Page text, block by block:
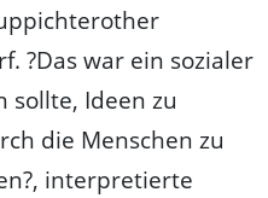
?Das war ein sozialer
sollte, Ideen zu
die Menschen zu
interpretierte